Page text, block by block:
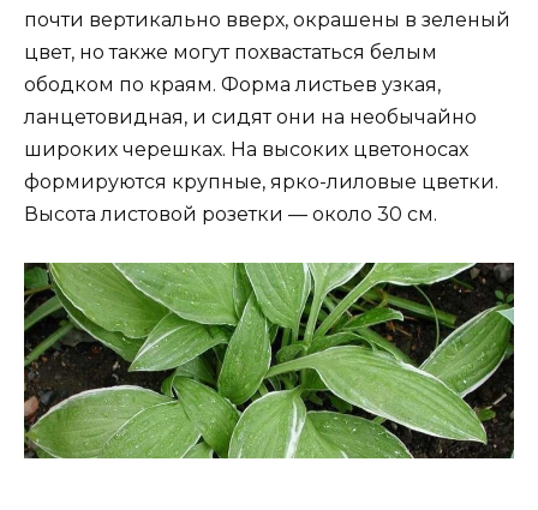
почти вертикально вверх, окрашены в зеленый
цвет, но также могут похвастаться белым
ободком по краям. Форма листьев узкая,
ланцетовидная, и сидят они на необычайно
широких черешках. На высоких цветоносах
формируются крупные, ярко-лиловые цветки.
Высота листовой розетки — около 30 см.